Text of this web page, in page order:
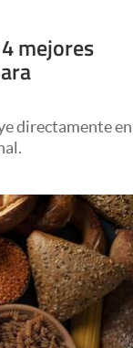
mejores
directamente en